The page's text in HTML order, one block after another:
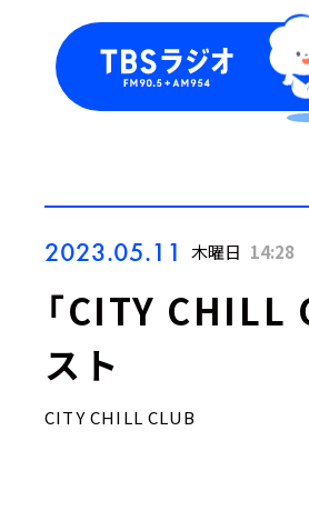
2023.05.11 木曜日 14:28
「CITY CHILL
スト
CITY CHILL CLUB